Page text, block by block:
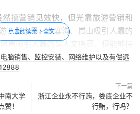
搞营销见效快，但光靠旅游营销和
！张家界、九寨沟、崀山吸引人靠的
凰吸引人靠的是人文底蕴，但能够持
的经济效益，还是靠完善的旅游配套
链条、优质的服务。假若营销是“术”
“道”。如果仅仅满足于新奇特的营销
久，这个地方的旅游肯定做不大，做
我一直坚持一个观点：在娄底旅游一
点击阅读余下全文
电脑销售、监控安装、网络维护以及有偿远
南大学
！
下一篇
浙江企业永不行贿，娄底企业不
行贿，行吗？